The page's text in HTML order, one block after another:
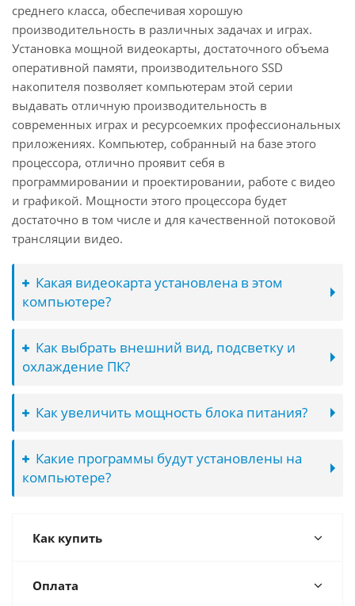
среднего класса, обеспечивая хорошую
производительность в различных задачах и играх.
Установка мощной видеокарты, достаточного объема
оперативной памяти, производительного SSD
накопителя позволяет компьютерам этой серии
выдавать отличную производительность в
современных играх и ресурсоемких профессиональных
приложениях. Компьютер, собранный на базе этого
процессора, отлично проявит себя в
программировании и проектировании, работе с видео
и графикой. Мощности этого процессора будет
достаточно в том числе и для качественной потоковой
трансляции видео.
Какая видеокарта установлена в этом
компьютере?
Как выбрать внешний вид, подсветку и
охлаждение ПК?
Как увеличить мощность блока питания?
Какие программы будут установлены на
компьютере?
Как купить
Оплата